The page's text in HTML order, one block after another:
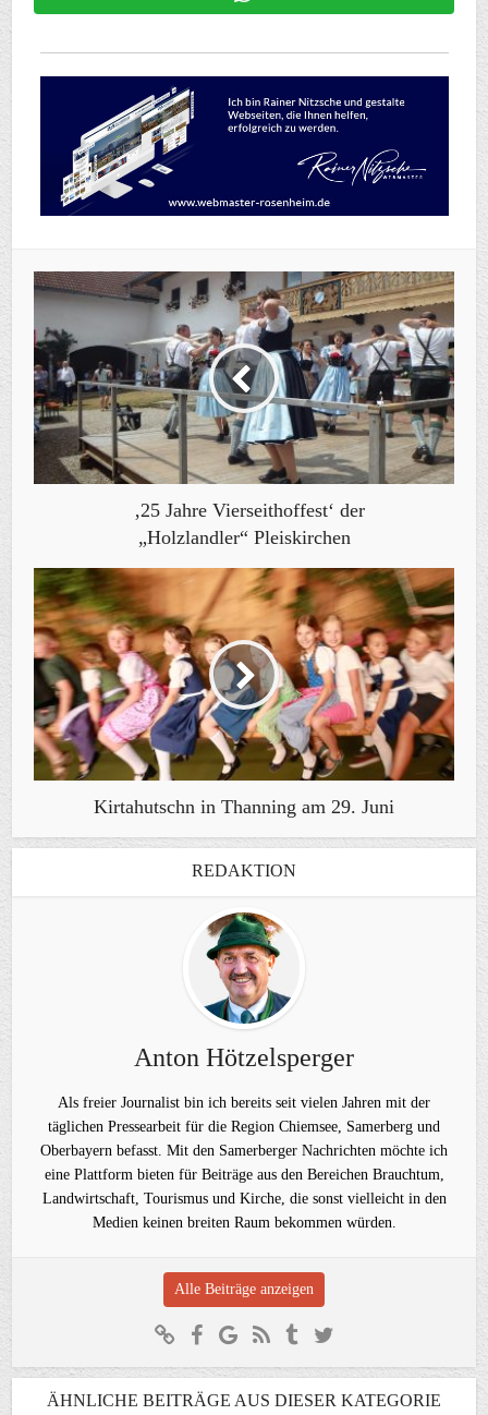
‚25 Jahre Vierseithoffest‘ der
„Holzlandler“ Pleiskirchen
Kirtahutschn in Thanning am 29. Juni
REDAKTION
Anton Hötzelsperger
Als freier Journalist bin ich bereits seit vielen Jahren mit der
täglichen Pressearbeit für die Region Chiemsee, Samerberg und
Oberbayern befasst. Mit den Samerberger Nachrichten möchte ich
eine Plattform bieten für Beiträge aus den Bereichen Brauchtum,
Landwirtschaft, Tourismus und Kirche, die sonst vielleicht in den
Medien keinen breiten Raum bekommen würden.
Alle Beiträge anzeigen
ÄHNLICHE BEITRÄGE AUS DIESER KATEGORIE